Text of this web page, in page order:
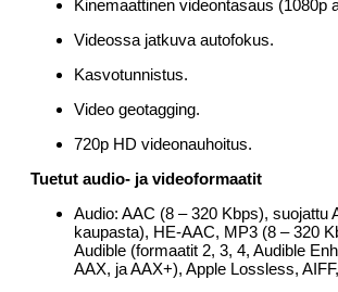
Kinemaattinen videontasaus (1080p
Videossa jatkuva autofokus.
Kasvotunnistus.
Video geotagging.
720p HD videonauhoitus.
Tuetut audio- ja videoformaatit
Audio: AAC (8 – 320 Kbps), suojattu
kaupasta), HE-AAC, MP3 (8 – 320
Audible (formaatit 2, 3, 4, Audible
AAX, ja AAX+), Apple Lossless,